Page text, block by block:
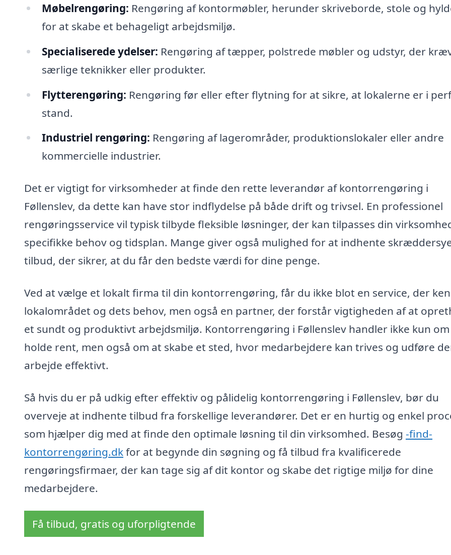
Møbelrengøring: Rengøring af kontormøbler, herunder skriveborde, stole og
for at skabe et behageligt arbejdsmiljø.
Specialiserede ydelser: Rengøring af tæpper, polstrede møbler og udstyr, der
særlige teknikker eller produkter.
Flytterengøring: Rengøring før eller efter flytning for at sikre, at lokalerne er i
stand.
Industriel rengøring: Rengøring af lagerområder, produktionslokaler eller andre
kommercielle industrier.
Det er vigtigt for virksomheder at finde den rette leverandør af kontorrengøring i
Føllenslev, da dette kan have stor indflydelse på både drift og trivsel. En professionel
rengøringsservice vil typisk tilbyde fleksible løsninger, der kan tilpasses din
specifikke behov og tidsplan. Mange giver også mulighed for at indhente
tilbud, der sikrer, at du får den bedste værdi for dine penge.
Ved at vælge et lokalt firma til din kontorrengøring, får du ikke blot en service, der
lokalområdet og dets behov, men også en partner, der forstår vigtigheden af at
et sundt og produktivt arbejdsmiljø. Kontorrengøring i Føllenslev handler ikke kun
holde rent, men også om at skabe et sted, hvor medarbejdere kan trives og udføre
arbejde effektivt.
Så hvis du er på udkig efter effektiv og pålidelig kontorrengøring i Føllenslev, bør du
overveje at indhente tilbud fra forskellige leverandører. Det er en hurtig og enkel
som hjælper dig med at finde den optimale løsning til din virksomhed. Besøg -find-
kontorrengøring.dkfor at begynde din søgning og få tilbud fra kvalificerede
rengøringsfirmaer, der kan tage sig af dit kontor og skabe det rigtige miljø for dine
medarbejdere.
Få tilbud, gratis og uforpligtende